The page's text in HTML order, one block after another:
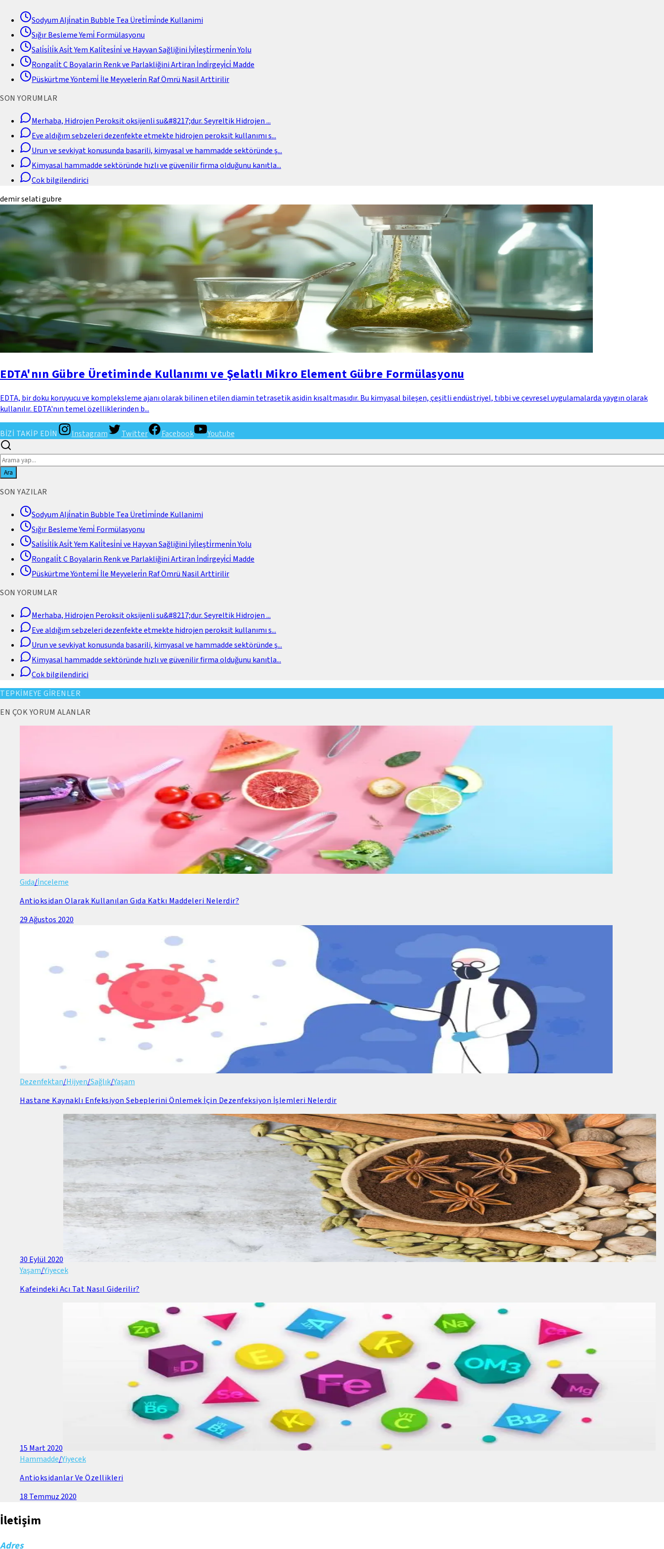
Sodyum Alji̇natin Bubble Tea Üreti̇mi̇nde Kullanimi
Sığır Besleme Yemi̇ Formülasyonu
Sali̇si̇li̇k Asi̇t Yem Kali̇tesi̇ni̇ ve Hayvan Sağliğini İyi̇leşti̇rmeni̇n Yolu
Rongali̇t C Boyalarin Renk ve Parlakliğini Artiran İndi̇rgeyi̇ci̇ Madde
Püskürtme Yöntemi̇ İle Meyveleri̇n Raf Ömrü Nasil Arttirilir
SON YORUMLAR
Merhaba, Hidrojen Peroksit oksijenli su&#8217;dur. Seyreltik Hidrojen...
Eve aldığım sebzeleri dezenfekte etmekte hidrojen peroksit kullanımı s...
Urun ve sevkiyat konusunda basarili, kimyasal ve hammadde sektöründe ş...
Kimyasal hammadde sektöründe hızlı ve güvenilir firma olduğunu kanıtla...
Cok bilgilendirici
demir selati gubre
EDTA'nın Gübre Üretiminde Kullanımı ve Şelatlı Mikro Element Gübre Formülasyonu
EDTA, bir doku koruyucu ve kompleksleme ajanı olarak bilinen etilen diamin tetrasetik asidin kısaltmasıdır. Bu kimyasal bileşen, çeşitli endüstriyel, tıbbi ve çevresel uygulamalarda yaygın olarak
kullanılır. EDTA'nın temel özelliklerinden b...
BİZİ TAKİP EDİN Instagram Twitter Facebook Youtube
Ara
SON YAZILAR
Sodyum Alji̇natin Bubble Tea Üreti̇mi̇nde Kullanimi
Sığır Besleme Yemi̇ Formülasyonu
Sali̇si̇li̇k Asi̇t Yem Kali̇tesi̇ni̇ ve Hayvan Sağliğini İyi̇leşti̇rmeni̇n Yolu
Rongali̇t C Boyalarin Renk ve Parlakliğini Artiran İndi̇rgeyi̇ci̇ Madde
Püskürtme Yöntemi̇ İle Meyveleri̇n Raf Ömrü Nasil Arttirilir
SON YORUMLAR
Merhaba, Hidrojen Peroksit oksijenli su&#8217;dur. Seyreltik Hidrojen...
Eve aldığım sebzeleri dezenfekte etmekte hidrojen peroksit kullanımı s...
Urun ve sevkiyat konusunda basarili, kimyasal ve hammadde sektöründe ş...
Kimyasal hammadde sektöründe hızlı ve güvenilir firma olduğunu kanıtla...
Cok bilgilendirici
TEPKİMEYE GİRENLER
EN ÇOK YORUM ALANLAR
Gıda/İnceleme
Antioksidan Olarak Kullanılan Gıda Katkı Maddeleri Nelerdir?
29 Ağustos 2020
Dezenfektan/Hijyen/Sağlık/Yaşam
Hastane Kaynaklı Enfeksiyon Sebeplerini Önlemek İçin Dezenfeksiyon İşlemleri Nelerdir
30 Eylül 2020
Yaşam/Yiyecek
Kafeindeki Acı Tat Nasıl Giderilir?
15 Mart 2020
Hammadde/Yiyecek
Antioksidanlar Ve Özellikleri
18 Temmuz 2020
İletişim
Adres